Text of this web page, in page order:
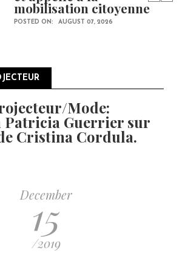
mobilisation citoyenne
POSTED ON: AUGUST 07, 2026
Mode:
Patricia Guerrier sur
Cristina Cordula.
December
15
/2019